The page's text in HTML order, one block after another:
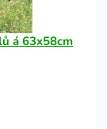
á 63x58cm